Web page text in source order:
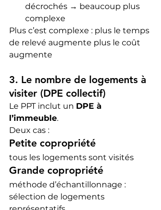
décrochés → beaucoup plus
complexe
Plus c’est complexe : plus le temps
de relevé augmente plus le coût
augmente
3. Le nombre de logements à
visiter (DPE collectif)
Le PPT inclut un DPE à
l’immeuble.
Deux cas :
Petite copropriété
tous les logements sont visités
Grande copropriété
méthode d’échantillonnage :
sélection de logements